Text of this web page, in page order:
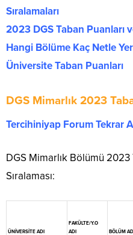
Sıralamaları
2023 DGS Taban Puanları
Hangi Bölüme Kaç Netle
Üniversite Taban Puanları
DGS Mimarlık 2023
Tercihiniyap Forum Tekrar
DGS Mimarlık Bölümü 2023
Sıralaması:
ÜNİVERSİTE ADI
FAKÜLTE/Y.O
ADI
BÖLÜM ADI